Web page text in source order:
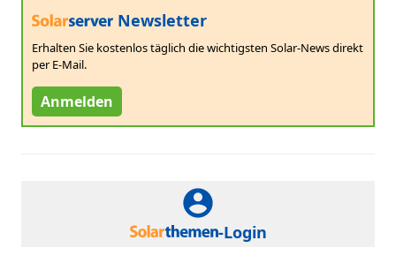
Newsletter
Erhalten Sie kostenlos täglich die wichtigsten Solar-News direkt
per E-Mail.
Anmelden
-Login